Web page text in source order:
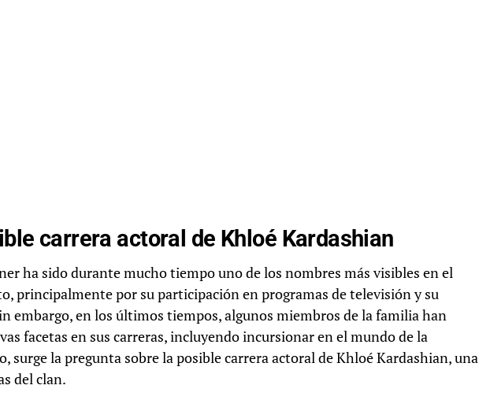
carrera actoral de Khloé Kardashian
ha sido durante mucho tiempo uno de los nombres más visibles en el
principalmente por su participación en programas de televisión y su
embargo, en los últimos tiempos, algunos miembros de la familia han
facetas en sus carreras, incluyendo incursionar en el mundo de la
surge la pregunta sobre la posible carrera actoral de Khloé Kardashian, una
del clan.